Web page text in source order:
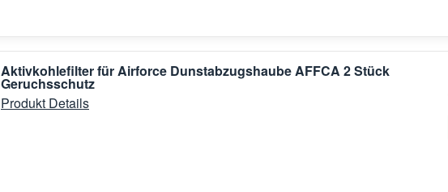
Aktivkohlefilter für Airforce Dunstabzugshaube AFFCA 2 Stück
Geruchsschutz
Produkt Details